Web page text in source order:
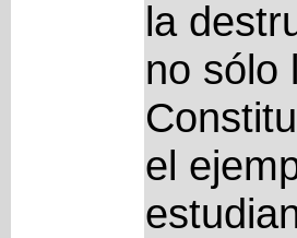
la
no sólo
el